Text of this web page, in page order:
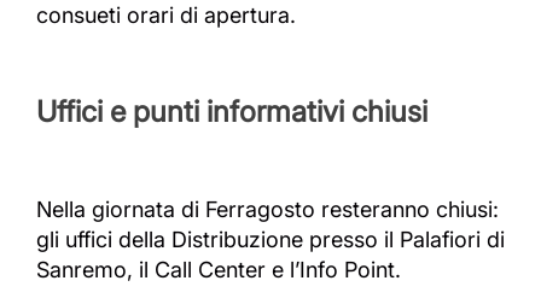
consueti orari di apertura.
Uffici e punti informativi chiusi
Nella giornata di Ferragosto resteranno chiusi:
gli uffici della Distribuzione presso il Palafiori di
Sanremo, il Call Center e l’Info Point.